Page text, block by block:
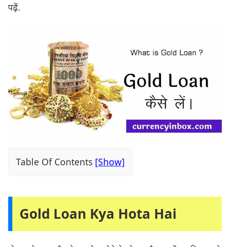
पढ़ें.
Table Of Contents
Gold Loan Kya Hota Hai